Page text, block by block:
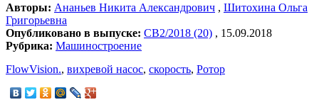
Авторы: Ананьев Никита Александрович , Шитохина Ольга
Григорьевна
Опубликовано в выпуске: СВ2/2018 (20) , 15.09.2018
Рубрика: Машиностроение
FlowVision., вихревой насос, скорость, Ротор